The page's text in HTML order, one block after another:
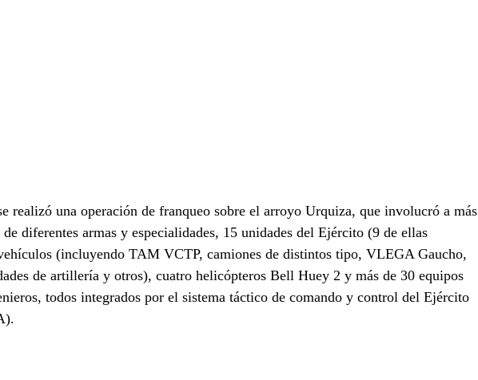
realizó una operación de franqueo sobre el arroyo Urquiza, que involucró a más
diferentes armas y especialidades, 15 unidades del Ejército (9 de ellas
(incluyendo TAM VCTP, camiones de distintos tipo, VLEGA Gaucho,
de artillería y otros), cuatro helicópteros Bell Huey 2 y más de 30 equipos
todos integrados por el sistema táctico de comando y control del Ejército